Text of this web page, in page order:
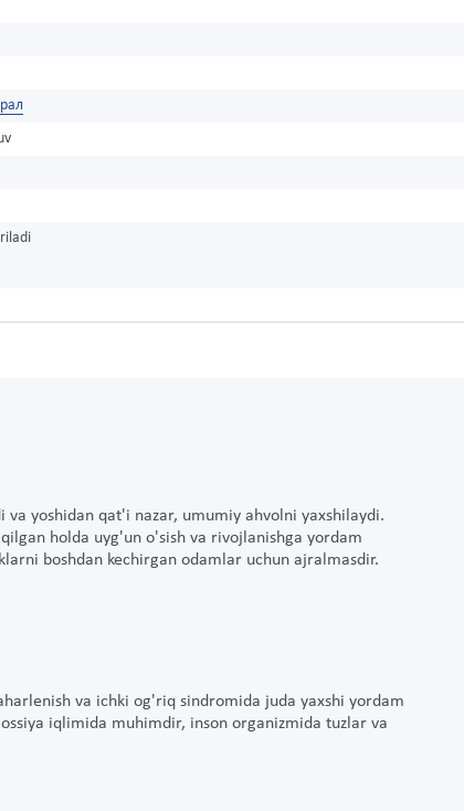
yoshidan qat'i nazar, umumiy ahvolni yaxshilaydi.
holda uyg'un o'sish va rivojlanishga yordam
boshdan kechirgan odamlar uchun ajralmasdir.
va ichki og'riq sindromida juda yaxshi yordam
iqlimida muhimdir, inson organizmida tuzlar va